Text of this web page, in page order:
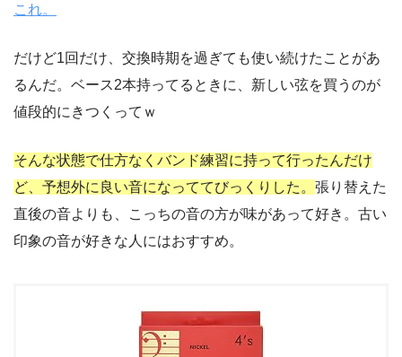
これ。
だけど1回だけ、交換時期を過ぎても使い続けたことがあ
るんだ。ベース2本持ってるときに、新しい弦を買うのが
値段的にきつくってｗ
そんな状態で仕方なくバンド練習に持って行ったんだけ
ど、予想外に良い音になっててびっくりした。 張り替えた
直後の音よりも、こっちの音の方が味があって好き。古い
印象の音が好きな人にはおすすめ。